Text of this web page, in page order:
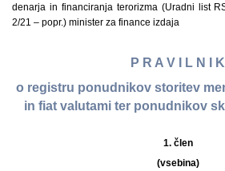
denarja in financiranja terorizma (Uradni list
2/21 – popr.) minister za finance izdaja
P R A V I L N I K
o registru ponudnikov storitev
in fiat valutami ter ponudnikov
1. člen
(vsebina)